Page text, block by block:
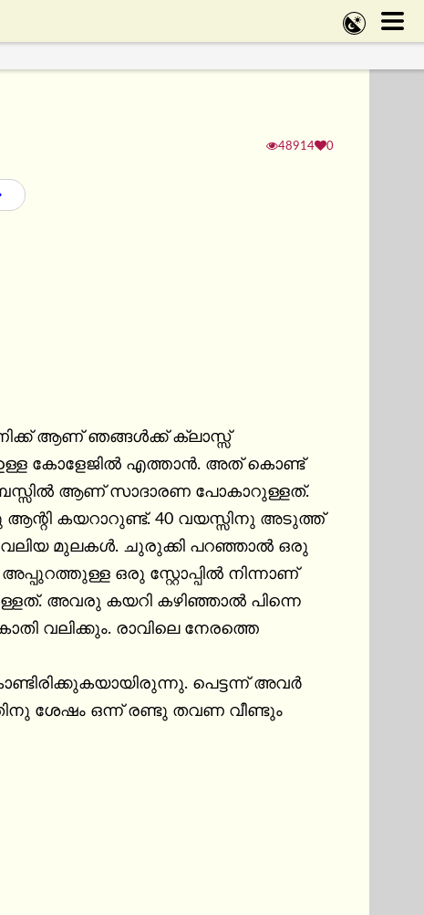
48914 0
ആണ് ഞങ്ങൾക്ക് ക്ലാസ്സ്
ഉള്ള കോളേജിൽ എത്താൻ. അത് കൊണ്ട്
ബസ്സിൽ ആണ് സാദാരണ പോകാറുള്ളത്.
കയറാറുണ്ട്. 40 വയസ്സിനു അടുത്ത്
വലിയ മുലകൾ. ചുരുക്കി പറഞ്ഞാൽ ഒരു
ഒരു സ്റ്റോപ്പിൽ നിന്നാണ്
അവരു കയറി കഴിഞ്ഞാൽ പിന്നെ
വലിക്കും. രാവിലെ നേരത്തെ
പെട്ടന്ന് അവർ
ശേഷം ഒന്ന് രണ്ടു തവണ വീണ്ടും